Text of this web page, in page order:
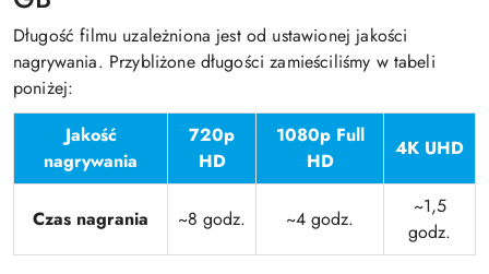
Długość filmu uzależniona jest od ustawionej jakości
nagrywania. Przybliżone długości zamieściliśmy w tabeli
poniżej:
Jakość
nagrywania
720p
HD
1080p Full
HD
4K UHD
Czas nagrania ~8 godz. ~4 godz.
~1,5
godz.